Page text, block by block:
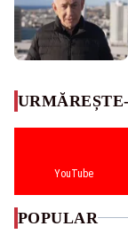
YouTube
POPULAR